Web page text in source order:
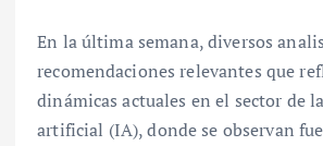
En la última semana, diversos
recomendaciones relevantes que
dinámicas actuales en el sector de
artificial (IA), donde se observan